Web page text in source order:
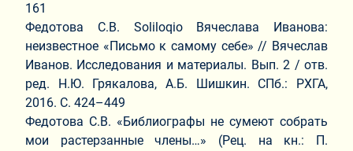
161
Федотова С.В. Soliloqio Вячеслава Иванова:
неизвестное «Письмо к самому себе» // Вячеслав
Иванов. Исследования и материалы. Вып. 2 / отв.
ред. Н.Ю. Грякалова, А.Б. Шишкин. СПб.: РХГА,
2016. С. 424–449
Федотова С.В. «Библиографы не сумеют собрать
мои растерзанные члены…» (Рец. на кн.: П.